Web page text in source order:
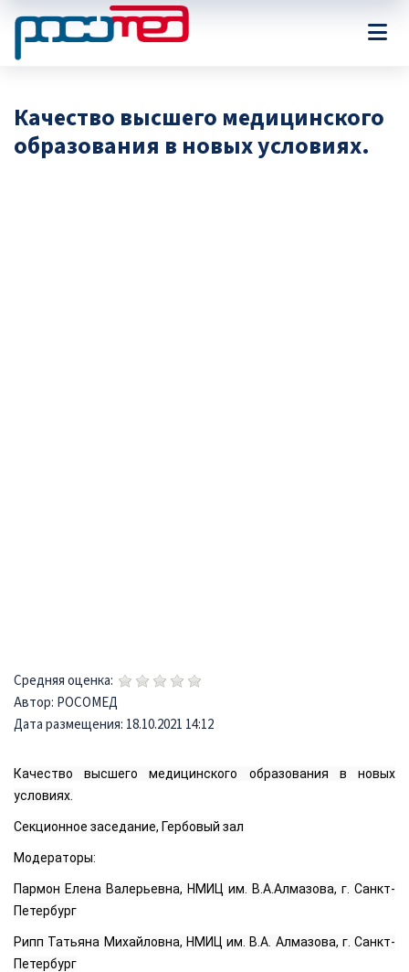
Качество высшего медицинского
образования в новых условиях.
Средняя оценка:
Автор: РОСОМЕД
Дата размещения: 18.10.2021 14:12
Качество высшего медицинского образования в новых
условиях.
Секционное заседание, Гербовый зал
Модераторы:
Пармон Елена Валерьевна, НМИЦ им. В.А.Алмазова, г. Санкт-
Петербург
Рипп Татьяна Михайловна, НМИЦ им. В.А. Алмазова, г. Санкт-
Петербург